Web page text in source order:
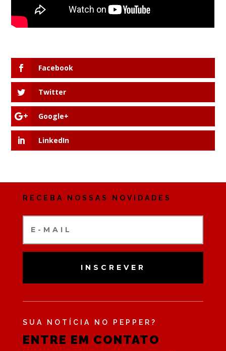
Facebook
Twitter
Google+
LinkedIn
RECEBA NOSSAS NOVIDADES
INSCREVER
SUA NOTÍCIA NO PEPPER?
ENTRE EM CONTATO